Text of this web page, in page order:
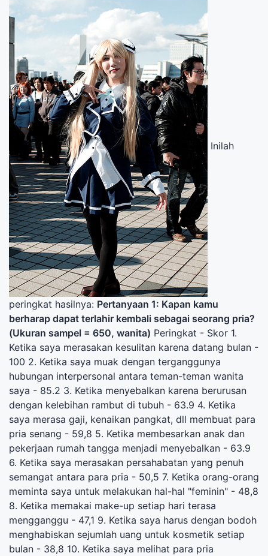
Inilah
peringkat hasilnya: Pertanyaan 1: Kapan kamu
berharap dapat terlahir kembali sebagai seorang pria?
(Ukuran sampel = 650, wanita) Peringkat - Skor 1.
Ketika saya merasakan kesulitan karena datang bulan -
100 2. Ketika saya muak dengan terganggunya
hubungan interpersonal antara teman-teman wanita
saya - 85.2 3. Ketika menyebalkan karena berurusan
dengan kelebihan rambut di tubuh - 63.9 4. Ketika
saya merasa gaji, kenaikan pangkat, dll membuat para
pria senang - 59,8 5. Ketika membesarkan anak dan
pekerjaan rumah tangga menjadi menyebalkan - 63.9
6. Ketika saya merasakan persahabatan yang penuh
semangat antara para pria - 50,5 7. Ketika orang-orang
meminta saya untuk melakukan hal-hal "feminin" - 48,8
8. Ketika memakai make-up setiap hari terasa
mengganggu - 47,1 9. Ketika saya harus dengan bodoh
menghabiskan sejumlah uang untuk kosmetik setiap
bulan - 38,8 10. Ketika saya melihat para pria